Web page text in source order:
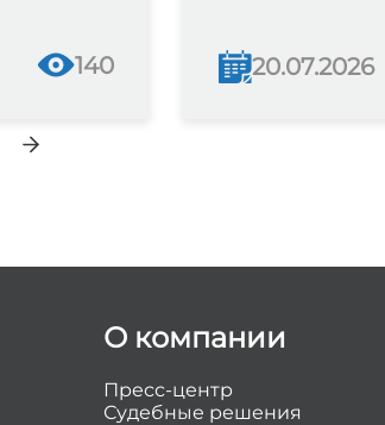
140 20.07.2026
О компании
Пресс-центр
Судебные решения